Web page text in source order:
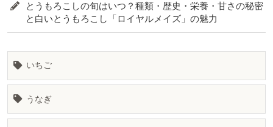
とうもろこしの旬はいつ？種類・歴史・栄養・甘さの秘密
と白いとうもろこし「ロイヤルメイズ」の魅力
いちご
うなぎ